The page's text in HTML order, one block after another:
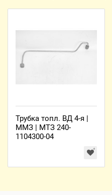
Трубка топл. ВД 4-я |
ММЗ | МТЗ 240-
1104300-04